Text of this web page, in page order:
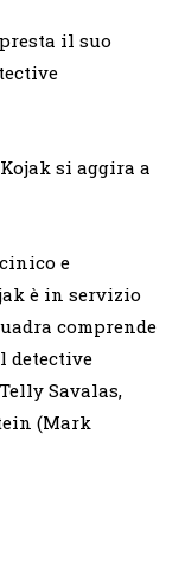
il suo
si aggira a
e
è in servizio
comprende
detective
Savalas,
(Mark